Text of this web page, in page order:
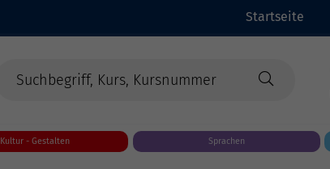
Startseite
Kultur - Gestalten Sprachen